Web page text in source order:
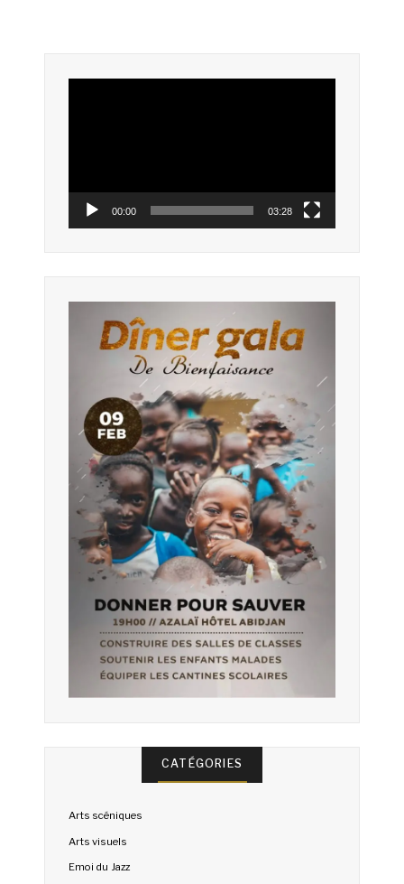
00:00 03:28
CATÉGORIES
Arts scéniques
Arts visuels
Emoi du Jazz